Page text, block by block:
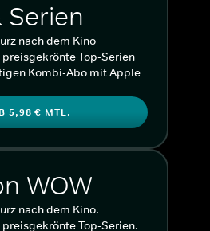
Serien
nach dem Kino
Top-Serien
Kombi-Abo mit Apple
5,98 € MTL.
WOW
nach dem Kino.
Top-Serien.